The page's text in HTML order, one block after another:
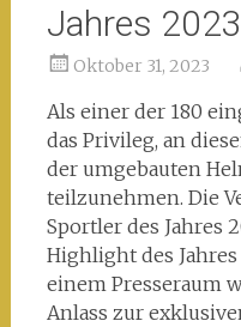
Jahres
Oktober 31, 2023
Als einer der 180
das Privileg, an
der umgebauten
teilzunehmen. Die
Sportler des Jahres
Highlight des
einem Presseraum
Anlass zur